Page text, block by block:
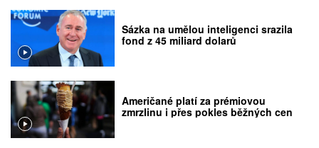
Sázka na umělou inteligenci srazila
fond z 45 miliard dolarů
Američané platí za prémiovou
zmrzlinu i přes pokles běžných cen